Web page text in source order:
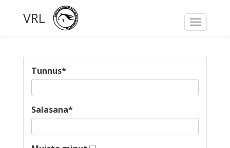
Toggle
VRL
Tunnus*
Salasana*